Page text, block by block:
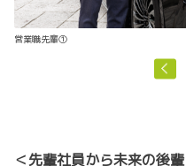
営業職先輩①
＜先輩社員から未来の後